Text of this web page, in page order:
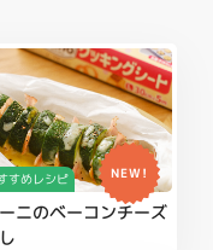
すめレシピ NEW!
ニのベーコンチーズ